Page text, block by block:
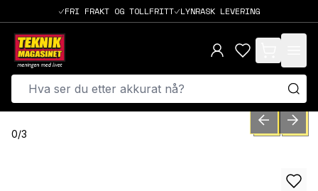
FRI FRAKT OG TOLLFRITT LYNRASK LEVERING
items in cart,
0/3 PREVIOUSNEXT